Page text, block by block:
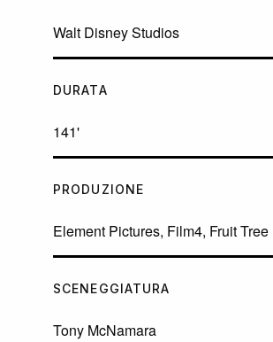
Walt Disney Studios
DURATA
141'
PRODUZIONE
Element Pictures, Film4, Fruit Tree
SCENEGGIATURA
Tony McNamara